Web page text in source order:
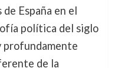
España en el
política del siglo
profundamente
de la